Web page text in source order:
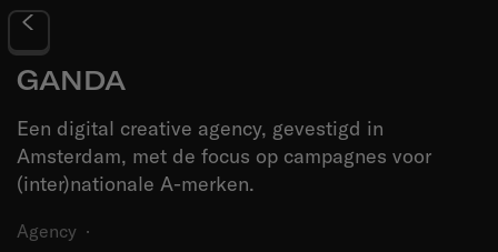
GANDA
Een digital creative agency, gevestigd in
Amsterdam, met de focus op campagnes voor
(inter)nationale A-merken.
Agency ·